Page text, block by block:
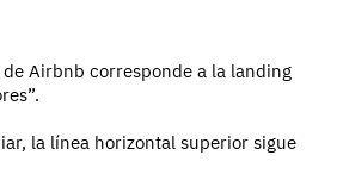
de Airbnb corresponde a la landing
la línea horizontal superior sigue